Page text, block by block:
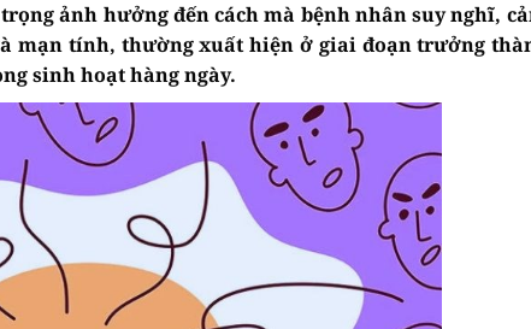
ảnh hưởng đến cách mà bệnh nhân suy nghĩ,
mạn tính, thường xuất hiện ở giai đoạn trưởng
sinh hoạt hàng ngày.